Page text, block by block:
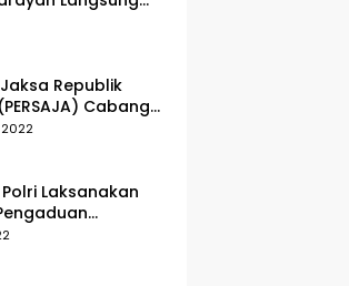
Temuan
Republik
Cabang
Tanggamus
2022
Laksanakan
(Dumas) Guna